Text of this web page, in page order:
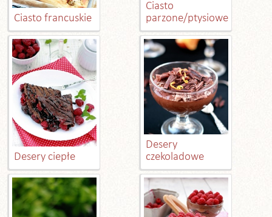
Ciasto francuskie
Ciasto
parzone/ptysiowe
Desery ciepłe
Desery
czekoladowe